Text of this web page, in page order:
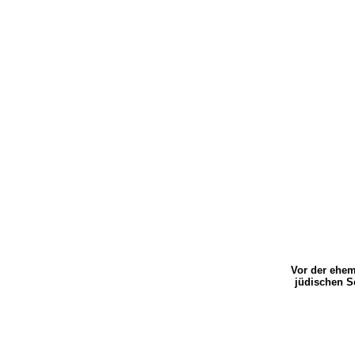
Vor der
jüdischen